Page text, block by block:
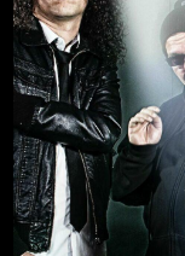
11.09.2026,